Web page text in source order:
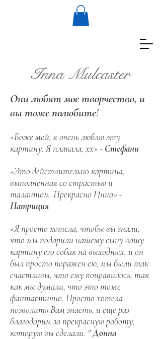
Inna Mulcaster
Они любят мое творчество, и
вы тоже полюбите!
«Боже мой, я очень люблю эту
картину. Я плакала, хх» - Стефани
«Это действительно картина,
выполненная со страстью и
талантом. Прекрасно Инна» -
Патриция
«Я просто хотела, чтобы вы знали,
что мы подарили нашему сыну вашу
картину его собак на выходных, и он
был просто поражен ею, мы были так
счастливы, что ему понравилось, так
как мы думали, что это тоже
фантастично. Просто хотела
позволить Вам знаеть, и еще раз
благодарим за прекрасную работу,
которую вы сделали. "Донна